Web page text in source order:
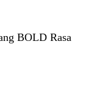
BOLD Rasa